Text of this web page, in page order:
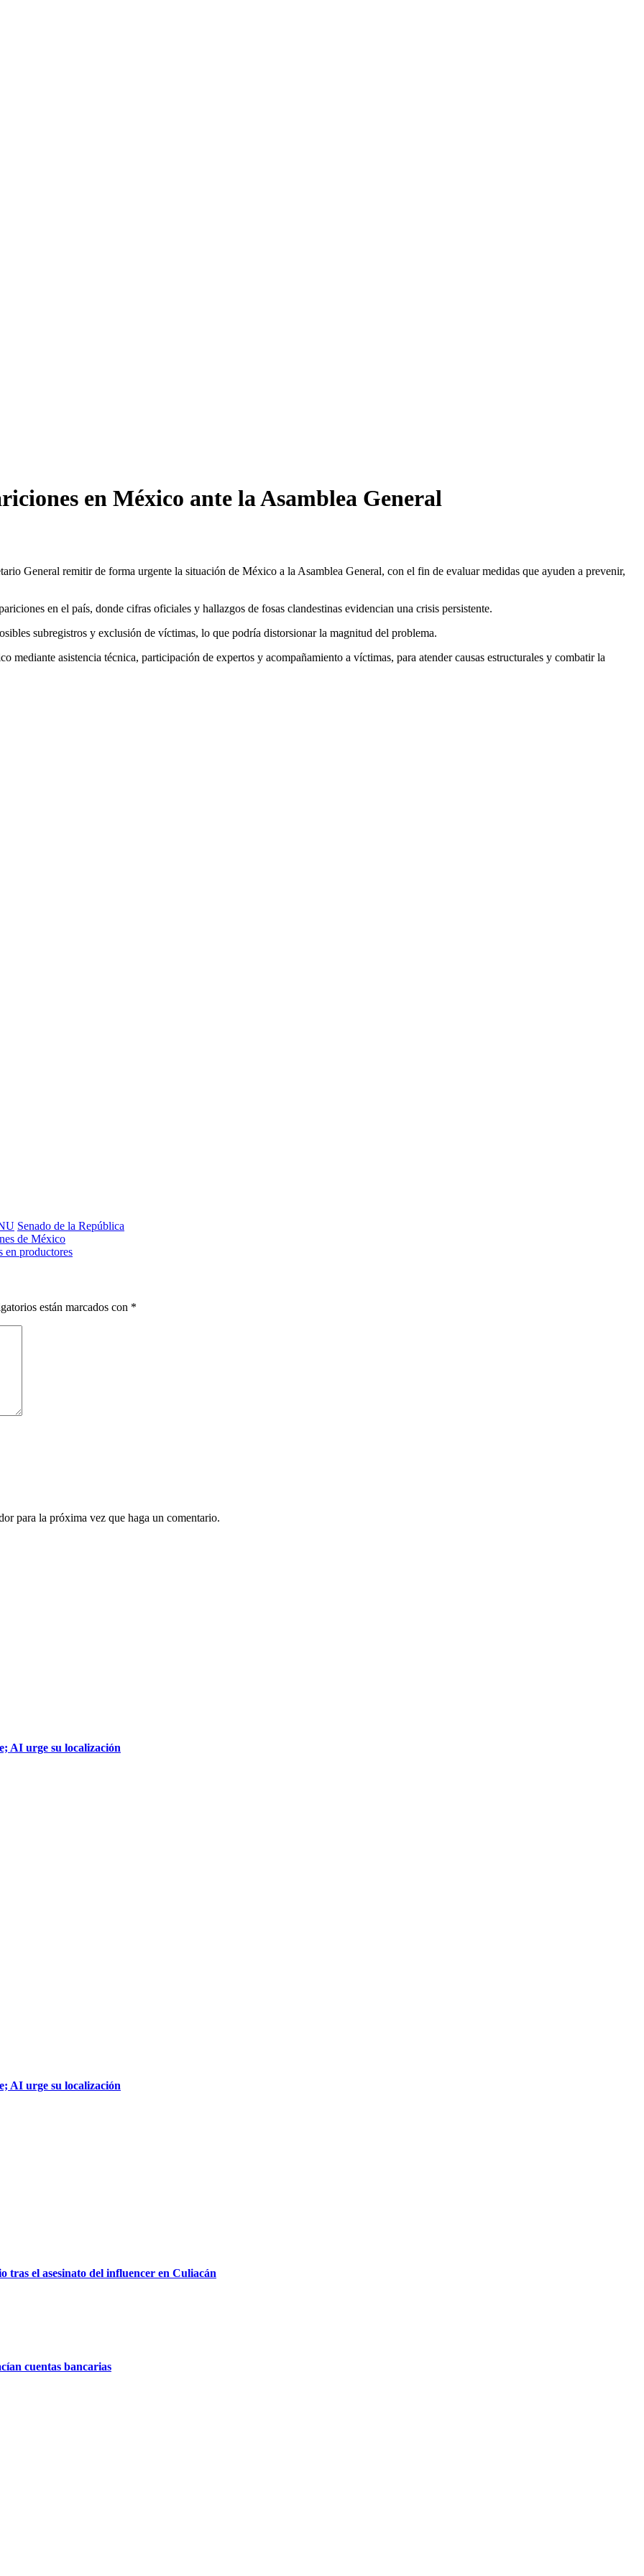
en México ante la Asamblea General
General remitir de forma urgente la situación de México a la Asamblea General, con el fin de evaluar medidas que ayuden a prevenir,
en el país, donde cifras oficiales y hallazgos de fosas clandestinas evidencian una crisis persistente.
subregistros y exclusión de víctimas, lo que podría distorsionar la magnitud del problema.
asistencia técnica, participación de expertos y acompañamiento a víctimas, para atender causas estructurales y combatir la
Senado de la República
de México
en productores
están marcados con *
para la próxima vez que haga un comentario.
AI urge su localización
AI urge su localización
tras el asesinato del influencer en Culiacán
cuentas bancarias